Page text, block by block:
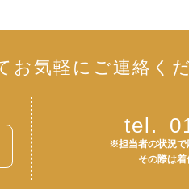
お気軽にご連絡く
tel.
※担当者の状況で
その際は着